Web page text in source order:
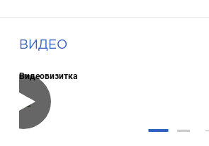
ВИДЕО
Видеовизитка